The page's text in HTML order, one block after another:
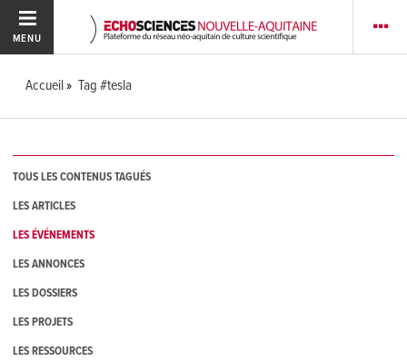
MENU
Accueil Tag #tesla
TOUS LES CONTENUS TAGUÉS
LES ARTICLES
LES ÉVÉNEMENTS
LES ANNONCES
LES DOSSIERS
LES PROJETS
LES RESSOURCES